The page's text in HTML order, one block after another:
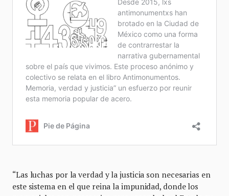
“Las luchas por la verdad y la justicia son necesarias en
este sistema en el que reina la impunidad, donde los